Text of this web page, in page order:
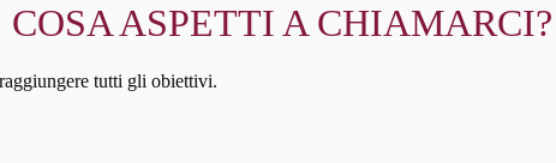
COSA ASPETTI A CHIAMARCI?
tutti gli obiettivi.